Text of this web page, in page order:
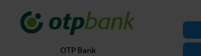
OTP Bank